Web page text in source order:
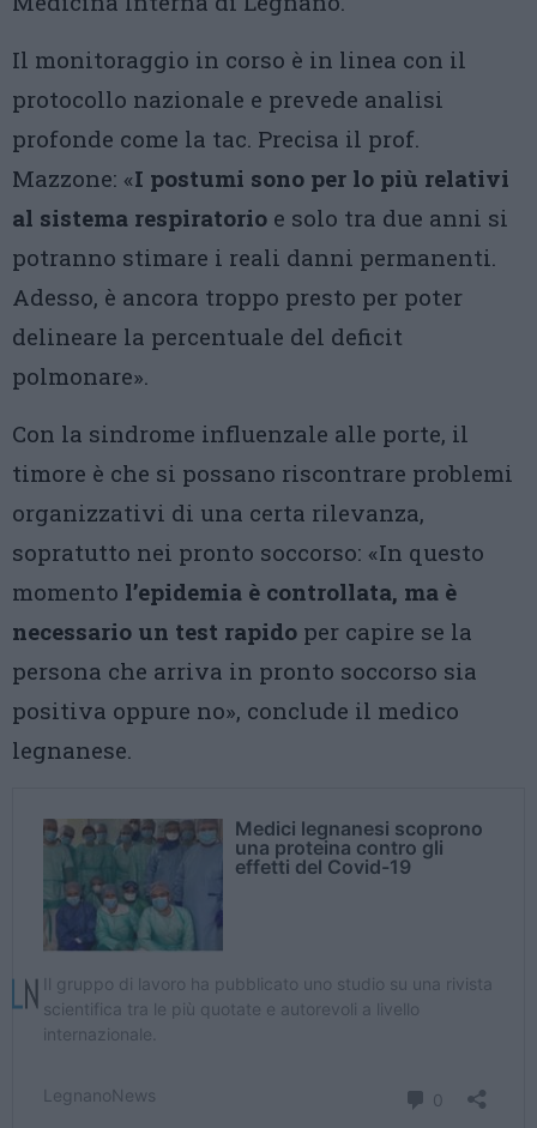
Il monitoraggio in corso è in linea con il
protocollo nazionale e prevede analisi
profonde come la tac. Precisa il prof.
Mazzone: «I postumi sono per lo più relativi
al sistema respiratorio e solo tra due anni si
potranno stimare i reali danni permanenti.
Adesso, è ancora troppo presto per poter
delineare la percentuale del deficit
polmonare».
Con la sindrome influenzale alle porte, il
timore è che si possano riscontrare problemi
organizzativi di una certa rilevanza,
sopratutto nei pronto soccorso: «In questo
momento l’epidemia è controllata, ma è
necessario un test rapido per capire se la
persona che arriva in pronto soccorso sia
positiva oppure no», conclude il medico
legnanese.